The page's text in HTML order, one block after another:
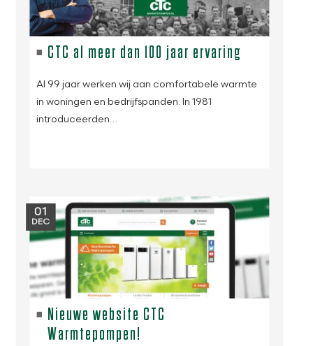
CTC al meer dan 100 jaar ervaring
Al 99 jaar werken wij aan comfortabele warmte
in woningen en bedrijfspanden. In 1981
introduceerden…
01
DEC
Nieuwe website CTC
Warmtepompen!